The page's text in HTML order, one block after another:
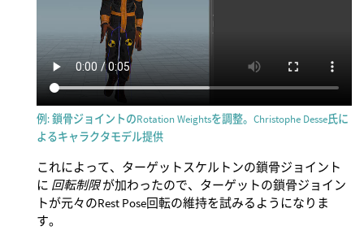
例: 鎖骨ジョイントのRotation Weightsを調整。Christophe Desse氏に
よるキャラクタモデル提供
これによって、ターゲットスケルトンの鎖骨ジョイント
に 回転制限が加わったので、ターゲットの鎖骨ジョイン
トが元々のRest Pose回転の維持を試みるようになりま
す。